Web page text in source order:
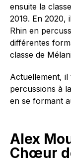
ensuite la
2019. En 2020,
Rhin en
différentes
classe de
Actuellement, il
percussions à
en se formant
Alex
Chœur